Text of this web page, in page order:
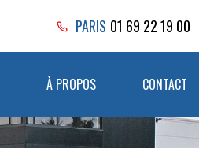
PARIS 01 69 22 19 00
À PROPOS CONTACT